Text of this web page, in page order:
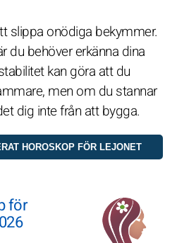
slippa onödiga bekymmer.
du behöver erkänna dina
kan göra att du
men om du stannar
dig inte från att bygga.
för